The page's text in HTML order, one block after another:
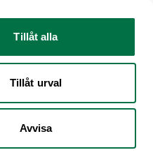
Tillåt alla
Tillåt urval
Avvisa